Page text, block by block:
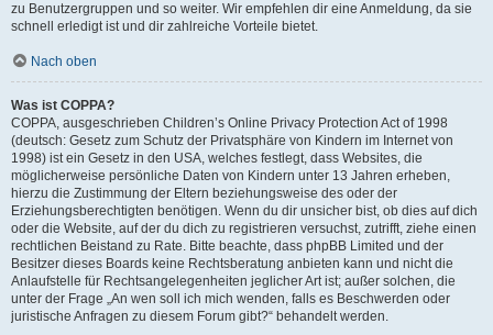
zu Benutzergruppen und so weiter. Wir empfehlen dir eine Anmeldung, da sie
schnell erledigt ist und dir zahlreiche Vorteile bietet.
Nach oben
Was ist COPPA?
COPPA, ausgeschrieben Children’s Online Privacy Protection Act of 1998
(deutsch: Gesetz zum Schutz der Privatsphäre von Kindern im Internet von
1998) ist ein Gesetz in den USA, welches festlegt, dass Websites, die
möglicherweise persönliche Daten von Kindern unter 13 Jahren erheben,
hierzu die Zustimmung der Eltern beziehungsweise des oder der
Erziehungsberechtigten benötigen. Wenn du dir unsicher bist, ob dies auf dich
oder die Website, auf der du dich zu registrieren versuchst, zutrifft, ziehe einen
rechtlichen Beistand zu Rate. Bitte beachte, dass phpBB Limited und der
Besitzer dieses Boards keine Rechtsberatung anbieten kann und nicht die
Anlaufstelle für Rechtsangelegenheiten jeglicher Art ist; außer solchen, die
unter der Frage „An wen soll ich mich wenden, falls es Beschwerden oder
juristische Anfragen zu diesem Forum gibt?“ behandelt werden.